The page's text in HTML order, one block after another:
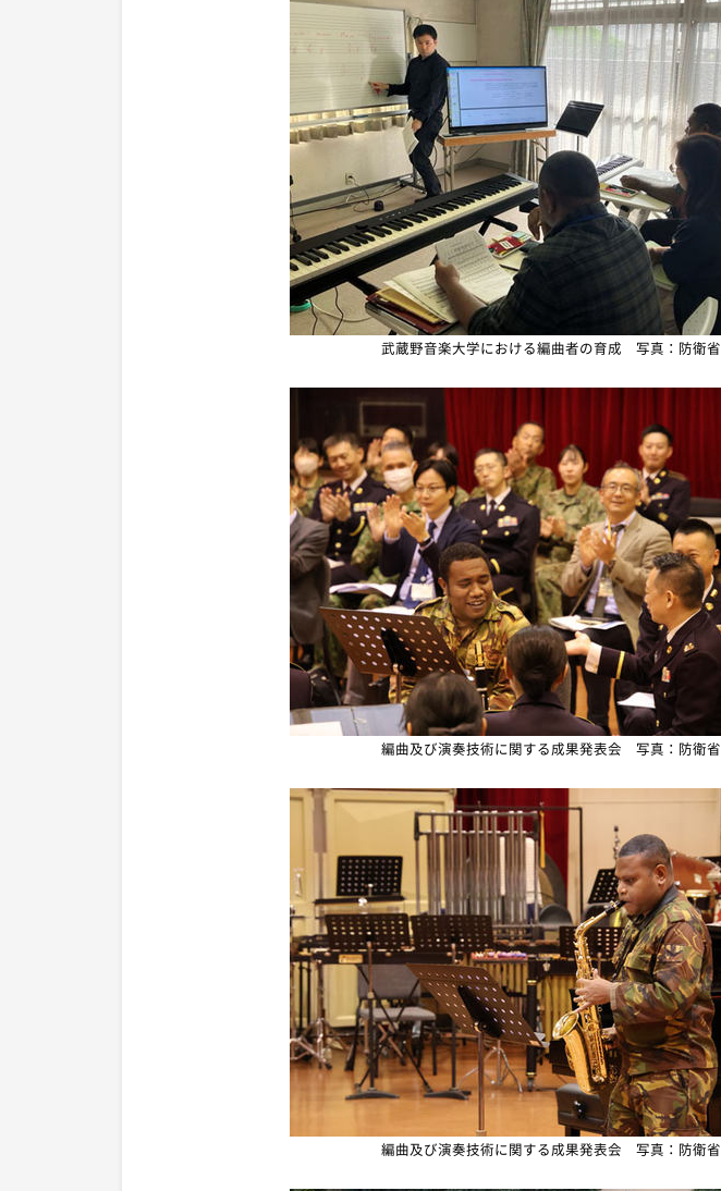
武蔵野音楽大学における編曲者の育成 写真：防衛省
編曲及び演奏技術に関する成果発表会 写真：防衛省
編曲及び演奏技術に関する成果発表会 写真：防衛省